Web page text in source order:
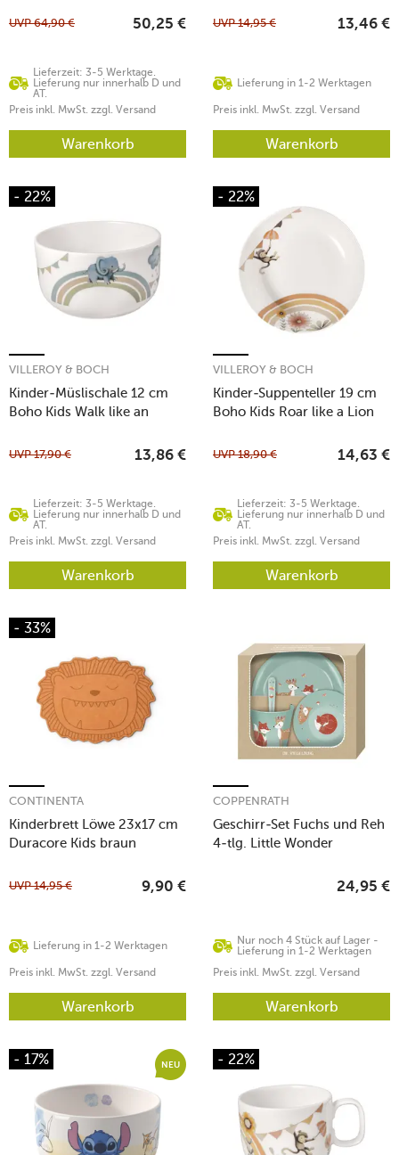
Lieferzeit: 3-5 Werktage.
Lieferung nur innerhalb D und
AT.
UVP64,90 € 50,25 €
Preis inkl. MwSt. zzgl. Versand
Warenkorb
Lieferung in 1-2 Werktagen
UVP14,95 € 13,46 €
Preis inkl. MwSt. zzgl. Versand
Warenkorb
- 22%
Kinder-Müslischale 12 cm
Boho Kids Walk like an
VILLEROY & BOCH
Lieferzeit: 3-5 Werktage.
Lieferung nur innerhalb D und
AT.
UVP17,90 € 13,86 €
Preis inkl. MwSt. zzgl. Versand
Warenkorb
- 22%
Kinder-Suppenteller 19 cm
Boho Kids Roar like a Lion
VILLEROY & BOCH
Lieferzeit: 3-5 Werktage.
Lieferung nur innerhalb D und
AT.
UVP18,90 € 14,63 €
Preis inkl. MwSt. zzgl. Versand
Warenkorb
- 33%
Kinderbrett Löwe 23x17 cm
Duracore Kids braun
CONTINENTA
Lieferung in 1-2 Werktagen
UVP14,95 € 9,90 €
Preis inkl. MwSt. zzgl. Versand
Warenkorb
Geschirr-Set Fuchs und Reh
4-tlg. Little Wonder
COPPENRATH
Nur noch 4 Stück auf Lager -
Lieferung in 1-2 Werktagen
24,95 €
Preis inkl. MwSt. zzgl. Versand
Warenkorb
- 17% NEU - 22%